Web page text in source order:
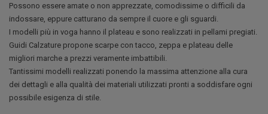
Possono essere amate o non apprezzate, comodissime o difficili da
indossare, eppure catturano da sempre il cuore e gli sguardi.
I modelli più in voga hanno il plateau e sono realizzati in pellami pregiati.
Guidi Calzature propone scarpe con tacco, zeppa e plateau delle
migliori marche a prezzi veramente imbattibili.
Tantissimi modelli realizzati ponendo la massima attenzione alla cura
dei dettagli e alla qualità dei materiali utilizzati pronti a soddisfare ogni
possibile esigenza di stile.